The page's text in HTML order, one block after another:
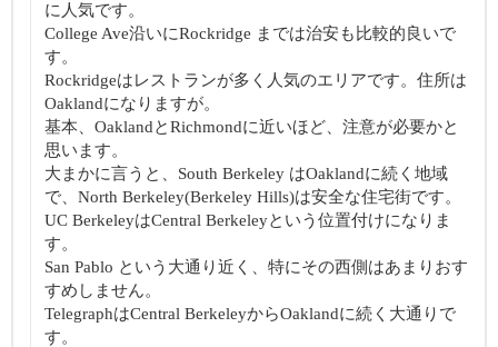
に人気です。
College Ave沿いにRockridge までは治安も比較的良いで
す。
Rockridgeはレストランが多く人気のエリアです。住所は
Oaklandになりますが。
基本、OaklandとRichmondに近いほど、注意が必要かと
思います。
大まかに言うと、South Berkeley はOaklandに続く地域
で、North Berkeley(Berkeley Hills)は安全な住宅街です。
UC BerkeleyはCentral Berkeleyという位置付けになりま
す。
San Pablo という大通り近く、特にその西側はあまりおす
すめしません。
TelegraphはCentral BerkeleyからOaklandに続く大通りで
す。